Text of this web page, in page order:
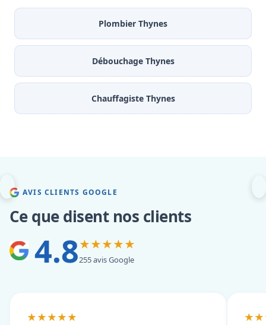
Plombier Thynes
Débouchage Thynes
Chauffagiste Thynes
AVIS CLIENTS GOOGLE
Ce que disent nos clients
4.8★★★★★
255 avis Google
★★★★★